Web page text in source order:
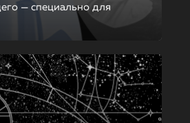
— специально для